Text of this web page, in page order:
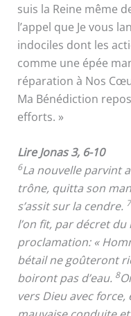
suis la Reine même
l’appel que Je vous
indociles dont les
comme une épée
réparation à Nos
Ma Bénédiction
efforts. »
Lire Jonas 3, 6-10
6La nouvelle parvint
trône, quitta son
s’assit sur la cendre. 7
l’on fit, par décret
proclamation: «
bétail ne goûteront
boiront pas d’eau. 8
vers Dieu avec